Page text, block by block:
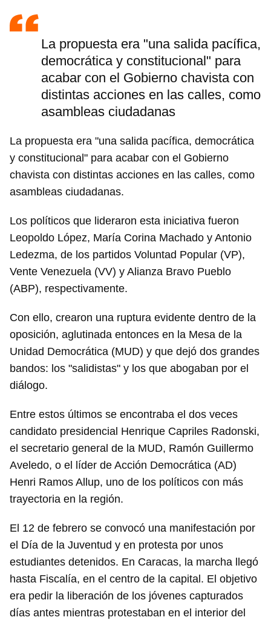
La propuesta era "una salida pacífica,
democrática y constitucional" para
acabar con el Gobierno chavista con
distintas acciones en las calles, como
asambleas ciudadanas
La propuesta era "una salida pacífica, democrática
y constitucional" para acabar con el Gobierno
chavista con distintas acciones en las calles, como
asambleas ciudadanas.
Los políticos que lideraron esta iniciativa fueron
Leopoldo López, María Corina Machado y Antonio
Ledezma, de los partidos Voluntad Popular (VP),
Vente Venezuela (VV) y Alianza Bravo Pueblo
(ABP), respectivamente.
Con ello, crearon una ruptura evidente dentro de la
oposición, aglutinada entonces en la Mesa de la
Unidad Democrática (MUD) y que dejó dos grandes
bandos: los "salidistas" y los que abogaban por el
diálogo.
Entre estos últimos se encontraba el dos veces
candidato presidencial Henrique Capriles Radonski,
el secretario general de la MUD, Ramón Guillermo
Aveledo, o el líder de Acción Democrática (AD)
Henri Ramos Allup, uno de los políticos con más
trayectoria en la región.
El 12 de febrero se convocó una manifestación por
el Día de la Juventud y en protesta por unos
estudiantes detenidos. En Caracas, la marcha llegó
hasta Fiscalía, en el centro de la capital. El objetivo
era pedir la liberación de los jóvenes capturados
días antes mientras protestaban en el interior del